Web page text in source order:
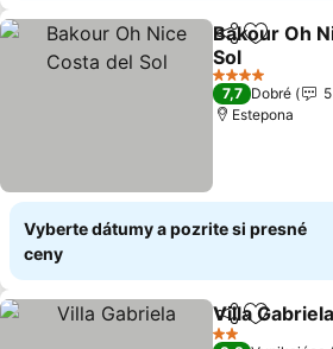
ZdieľaťPridať
Bakour Oh
Sol
4 Počet
7,7 Dobré
Estepona
Vyberte dátumy a pozrite si presné
ceny
ZdieľaťPridať
Villa Gabriela
2 Počet